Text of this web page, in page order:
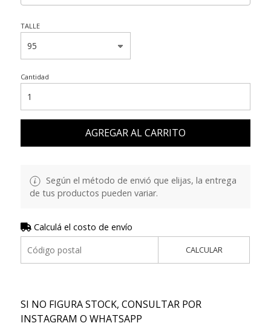
TALLE
Cantidad
AGREGAR AL CARRITO
Según el método de envió que elijas, la entrega
de tus productos pueden variar.
Calculá el costo de envío
CALCULAR
SI NO FIGURA STOCK, CONSULTAR POR
INSTAGRAM O WHATSAPP